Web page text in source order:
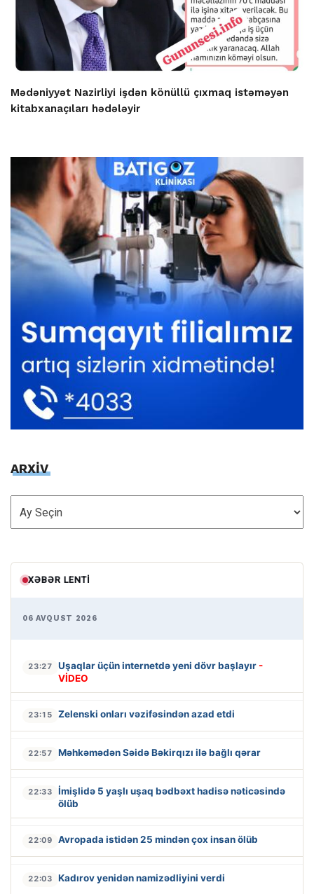
Mədəniyyət Nazirliyi işdən könüllü çıxmaq istəməyən
kitabxanaçıları hədələyir
ARXİV
ARXİV
XƏBƏR LENTI
06 AVQUST 2026
23:27 Uşaqlar üçün internetdə yeni dövr başlayır -
VİDEO
23:15 Zelenski onları vəzifəsindən azad etdi
22:57 Məhkəmədən Səidə Bəkirqızı ilə bağlı qərar
22:33
İmişlidə 5 yaşlı uşaq bədbəxt hadisə nəticəsində
ölüb
22:09 Avropada istidən 25 mindən çox insan ölüb
22:03 Kadırov yenidən namizədliyini verdi